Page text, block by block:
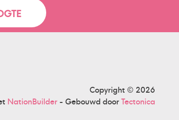
Copyright © 2026
NationBuilder - Gebouwd doorTectonica